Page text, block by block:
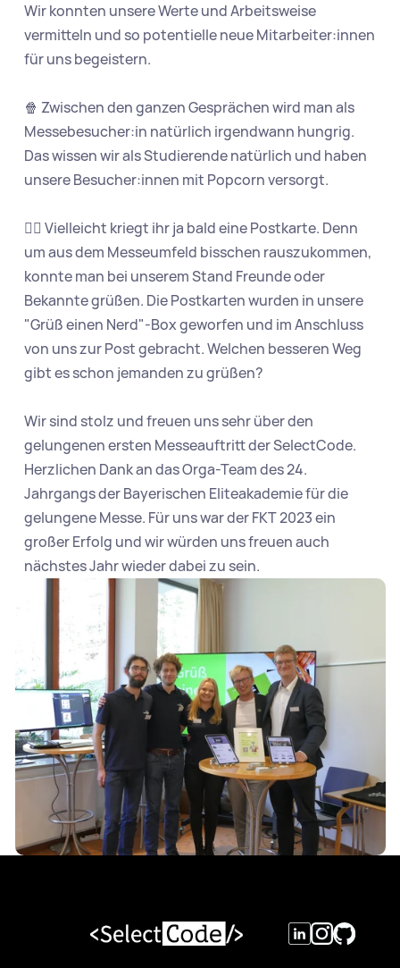
Wir konnten unsere Werte und Arbeitsweise
vermitteln und so potentielle neue Mitarbeiter:innen
für uns begeistern.
🍿 Zwischen den ganzen Gesprächen wird man als
Messebesucher:in natürlich irgendwann hungrig.
Das wissen wir als Studierende natürlich und haben
unsere Besucher:innen mit Popcorn versorgt.
✍🏼 Vielleicht kriegt ihr ja bald eine Postkarte. Denn
um aus dem Messeumfeld bisschen rauszukommen,
konnte man bei unserem Stand Freunde oder
Bekannte grüßen. Die Postkarten wurden in unsere
"Grüß einen Nerd"-Box geworfen und im Anschluss
von uns zur Post gebracht. Welchen besseren Weg
gibt es schon jemanden zu grüßen?
Wir sind stolz und freuen uns sehr über den
gelungenen ersten Messeauftritt der SelectCode.
Herzlichen Dank an das Orga-Team des 24.
Jahrgangs der Bayerischen Eliteakademie für die
gelungene Messe. Für uns war der FKT 2023 ein
großer Erfolg und wir würden uns freuen auch